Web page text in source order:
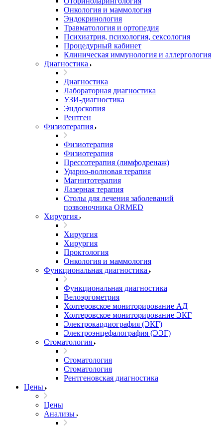
Онкология и маммология
Эндокринология
Травматология и ортопедия
Психиатрия, психология, сексология
Процедурный кабинет
Клиническая иммунология и аллергология
Диагностика
Диагностика
Лабораторная диагностика
УЗИ-диагностика
Эндоскопия
Рентген
Физиотерапия
Физиотерапия
Физиотерапия
Прессотерапия (лимфодренаж)
Ударно-волновая терапия
Магнитотерапия
Лазерная терапия
Столы для лечения заболеваний
позвоночника ORMED
Хирургия
Хирургия
Хирургия
Проктология
Онкология и маммология
Функциональная диагностика
Функциональная диагностика
Велоэргометрия
Холтеровское мониторирование АД
Холтеровское мониторирование ЭКГ
Электрокардиография (ЭКГ)
Электроэнцефалография (ЭЭГ)
Стоматология
Стоматология
Стоматология
Рентгеновская диагностика
Цены
Цены
Анализы